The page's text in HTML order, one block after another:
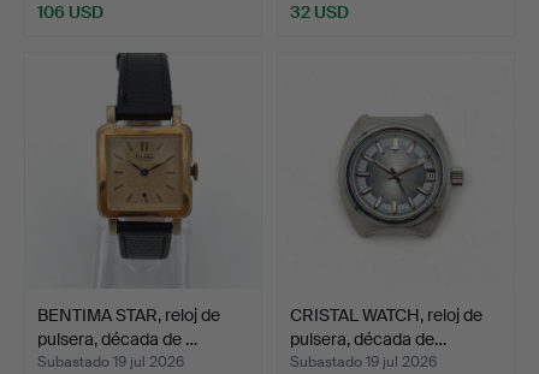
106 USD 32 USD
BENTIMA STAR, reloj de
pulsera, década de …
Subastado 19 jul 2026
CRISTAL WATCH, reloj de
pulsera, década de…
Subastado 19 jul 2026